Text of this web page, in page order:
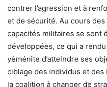
contrer l’agression et à
et de sécurité. Au cours
capacités militaires se sont
développées, ce qui a
yéménite d’atteindre ses
ciblage des individus et
la coalition à changer de